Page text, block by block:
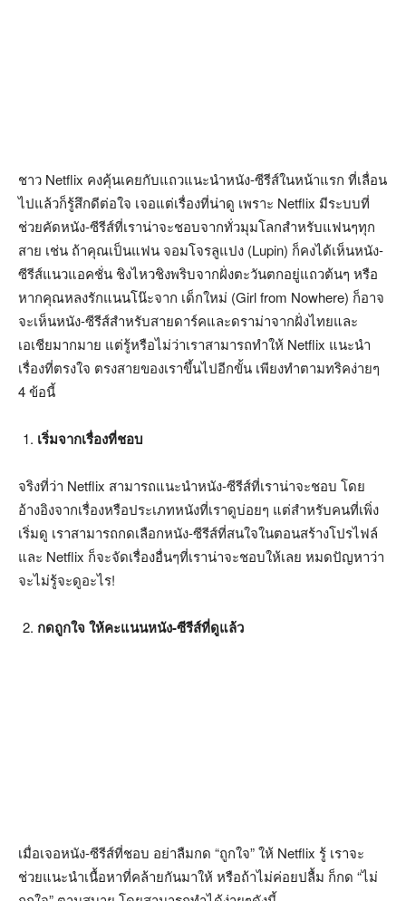
ชาว Netflix คงคุ้นเคยกับแถวแนะนำหนัง-ซีรีส์ในหน้าแรก ที่เลื่อน
ไปแล้วก็รู้สึกดีต่อใจ เจอแต่เรื่องที่น่าดู เพราะ Netflix มีระบบที่
ช่วยคัดหนัง-ซีรีส์ที่เราน่าจะชอบจากทั่วมุมโลกสำหรับแฟนๆทุก
สาย เช่น ถ้าคุณเป็นแฟน จอมโจรลูแปง (Lupin) ก็คงได้เห็นหนัง-
ซีรีส์แนวแอคชั่น ชิงไหวชิงพริบจากฝั่งตะวันตกอยู่แถวต้นๆ หรือ
หากคุณหลงรักแนนโน๊ะจาก เด็กใหม่ (Girl from Nowhere) ก็อาจ
จะเห็นหนัง-ซีรีส์สำหรับสายดาร์คและดราม่าจากฝั่งไทยและ
เอเชียมากมาย แต่รู้หรือไม่ว่าเราสามารถทำให้ Netflix แนะนำ
เรื่องที่ตรงใจ ตรงสายของเราขึ้นไปอีกขั้น เพียงทำตามทริคง่ายๆ
4 ข้อนี้
เริ่มจากเรื่องที่ชอบ
จริงที่ว่า Netflix สามารถแนะนำหนัง-ซีรีส์ที่เราน่าจะชอบ โดย
อ้างอิงจากเรื่องหรือประเภทหนังที่เราดูบ่อยๆ แต่สำหรับคนที่เพิ่ง
เริ่มดู เราสามารถกดเลือกหนัง-ซีรีส์ที่สนใจในตอนสร้างโปรไฟล์
และ Netflix ก็จะจัดเรื่องอื่นๆที่เราน่าจะชอบให้เลย หมดปัญหาว่า
จะไม่รู้จะดูอะไร!
กดถูกใจ ให้คะแนนหนัง-ซีรีส์ที่ดูแล้ว
เมื่อเจอหนัง-ซีรีส์ที่ชอบ อย่าลืมกด “ถูกใจ” ให้ Netflix รู้ เราจะ
ช่วยแนะนำเนื้อหาที่คล้ายกันมาให้ หรือถ้าไม่ค่อยปลื้ม ก็กด “ไม่